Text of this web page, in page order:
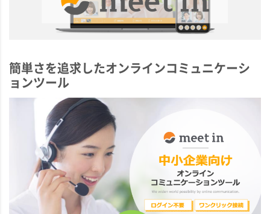
簡単さを追求したオンラインコミュニケーシ
ョンツール